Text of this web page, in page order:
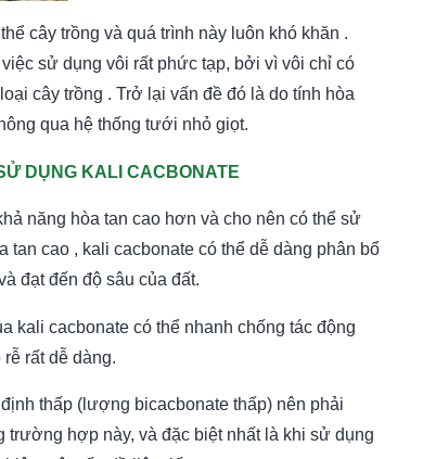
cây trồng và quá trình này luôn khó khăn .
sử dụng vôi rất phức tạp, bởi vì vôi chỉ có
cây trồng . Trở lại vấn đề đó là do tính hòa
qua hệ thống tưới nhỏ giọt.
DỤNG KALI CACBONATE
năng hòa tan cao hơn và cho nên có thể sử
tan cao , kali cacbonate có thể dễ dàng phân bổ
đạt đến độ sâu của đất.
kali cacbonate có thể nhanh chống tác động
rất dễ dàng.
thấp (lượng bicacbonate thấp) nên phải
trường hợp này, và đặc biệt nhất là khi sử dụng